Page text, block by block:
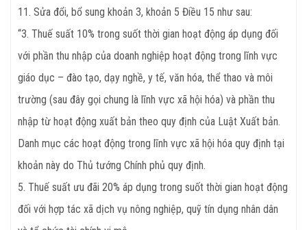
11. Sửa đổi, bổ sung khoản 3, khoản 5 Điều 15 như sau:
“3. Thuế suất 10% trong suốt thời gian hoạt động áp dụng đối
với phần thu nhập của doanh nghiệp hoạt động trong lĩnh vực
giáo dục – đào tạo, dạy nghề, y tế, văn hóa, thể thao và môi
trường (sau đây gọi chung là lĩnh vực xã hội hóa) và phần thu
nhập từ hoạt động xuất bản theo quy định của Luật Xuất bản.
Danh mục các hoạt động trong lĩnh vực xã hội hóa quy định tại
khoản này do Thủ tướng Chính phủ quy định.
5. Thuế suất ưu đãi 20% áp dụng trong suốt thời gian hoạt động
đối với hợp tác xã dịch vụ nông nghiệp, quỹ tín dụng nhân dân